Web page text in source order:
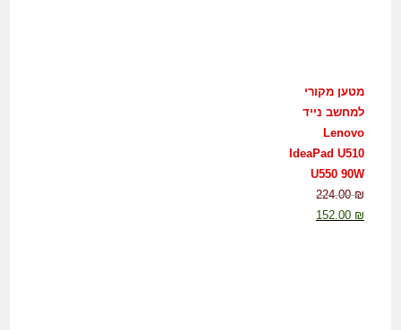
מטען מקורי
למחשב נייד
Lenovo
IdeaPad U510
U550 90W
224.00₪
152.00 ₪